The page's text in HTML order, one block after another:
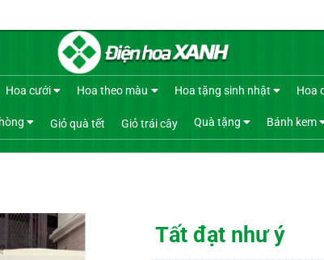
Hoa cưới Hoa theo màu Hoa tặng sinh nhật Hoa
Giỏ quà tết Giỏ trái cây Quà tặng Bánh kem
Tất đạt như ý